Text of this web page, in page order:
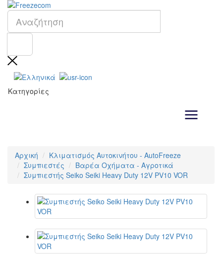
Κατηγορίες
Αρχική
Κλιματισμός Αυτοκινήτου - AutoFreeze
Συμπιεστές
Βαρέα Οχήματα - Αγροτικά
Συμπιεστής Seiko Seiki Heavy Duty 12V PV10 VOR